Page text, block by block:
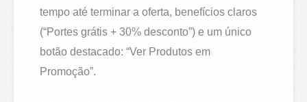
tempo até terminar a oferta, benefícios claros
(“Portes grátis + 30% desconto”) e um único
botão destacado: “Ver Produtos em
Promoção”.